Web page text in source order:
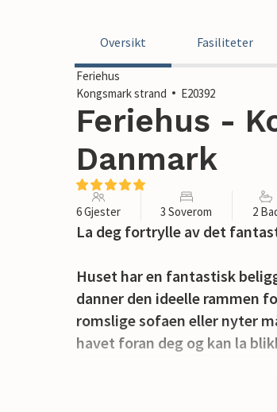
Oversikt Fasiliteter
Feriehus
Kongsmark strand
E20392
Feriehus -
Danmark
6 Gjester 3 Soverom 2
La deg fortrylle av det
Huset har en fantastisk
danner den ideelle rammen
romslige sofaen eller nyter
havet foran deg og kan la
Lytt til bølgeskvulpene på